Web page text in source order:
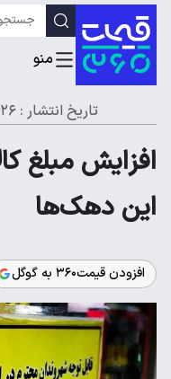
تاریخ انتشار :۲۶ خرداد ۱۴۰۵ - ۱۹:۳۰
افزایش مبلغ
این دهک‌ها
افزودن قیمت۳۶۰ به گوگل